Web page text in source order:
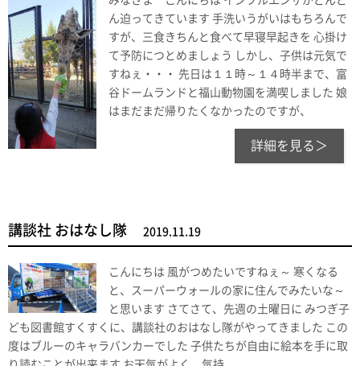
ん迫ってきています 手洗いうがいはもちろんで
すが、三食きちんと食べて早寝早起きを 心掛け
て予防につとめましょう しかし、子供は元気で
すねぇ・・・ 先日は１１時～１４時半まで、富
谷ドームランドと福山動物園を満喫しました 娘
はまだまだ帰りたくなかったのですが、
詳細を見る＞
講談社 おはなし隊 2019.11.19
こんにちは 風がつめたいですねぇ～ 寒くなる
と、スーパーウォールの家に住んでみたいな～
と思います さてさて、先週の土曜日に みつぎ子
ども図書館すくすくに、講談社のおはなし隊がやってきました この
度はブルーのキャラバンカーでした 子供たちが自由に絵本を手に取